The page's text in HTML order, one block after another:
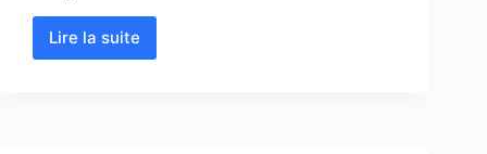
Lire la suiteHydrogéologie